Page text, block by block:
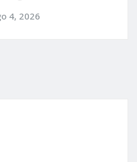
4, 2026